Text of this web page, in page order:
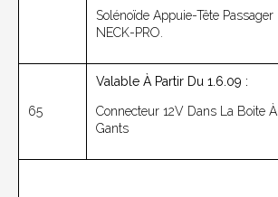
Solénoïde Appuie-Tête Passager
NECK-PRO.
65
Valable À Partir Du 1.6.09 :
Connecteur 12V Dans La Boite À
Gants